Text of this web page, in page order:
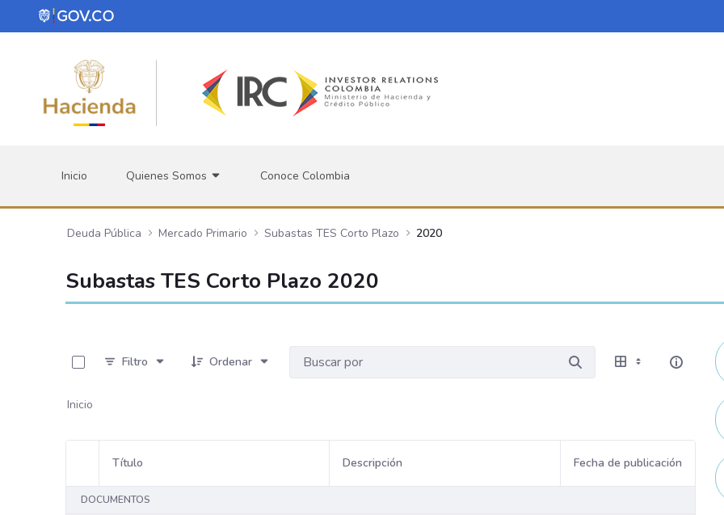
Saltar al contenido principal
Inicio Quienes Somos Conoce Colombia
Deuda Pública Mercado Primario Subastas TES Corto Plazo 2020
Subastas TES Corto Plazo 2020
Filtro
Ordenar
Inicio
Selección del elemento
Título Descripción Fecha de publicación
DOCUMENTOS